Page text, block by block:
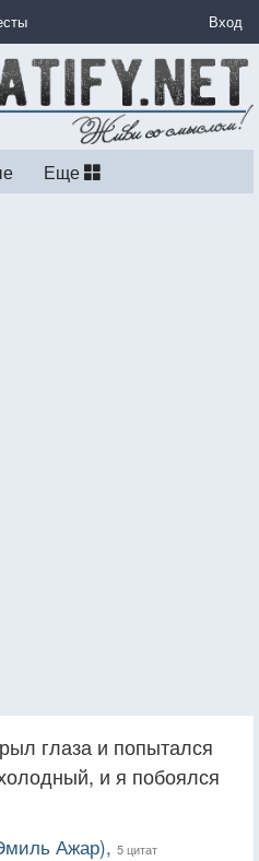
Вход
Еще
глаза и попытался
и я побоялся
Ажар), 5 цитат